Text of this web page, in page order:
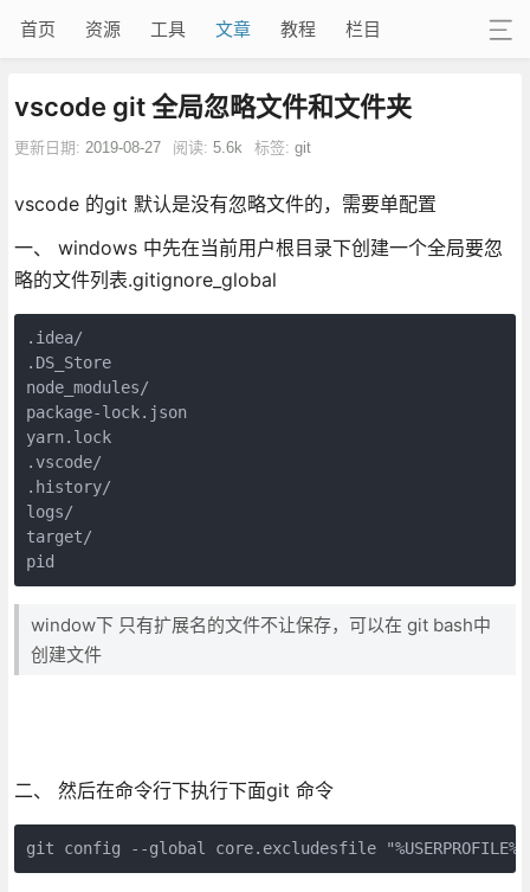
首页 资源 工具 文章 教程 栏目
vscode git 全局忽略文件和文件夹
更新日期: 2019-08-27 阅读: 5.6k 标签: git
vscode 的git 默认是没有忽略文件的，需要单配置
一、 windows 中先在当前用户根目录下创建一个全局要忽
略的文件列表.gitignore_global
.idea/
.DS_Store
node_modules/
package-lock.json
yarn.lock
.vscode/
.history/
logs/
target/
pid
window下 只有扩展名的文件不让保存，可以在 git bash中
创建文件
二、 然后在命令行下执行下面git 命令
git config --global core.excludesfile